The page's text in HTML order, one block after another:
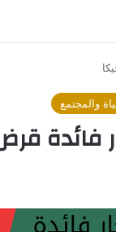
والمجتمع
فائدة